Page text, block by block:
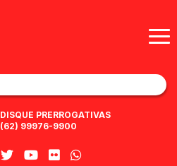
DISQUE PRERROGATIVAS
(62) 99976-9900